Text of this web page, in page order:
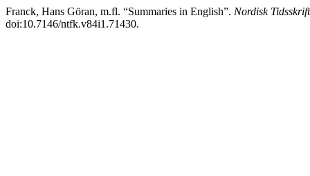
Franck, Hans Göran, m.fl. “Summaries in English”. Nordisk
doi:10.7146/ntfk.v84i1.71430.